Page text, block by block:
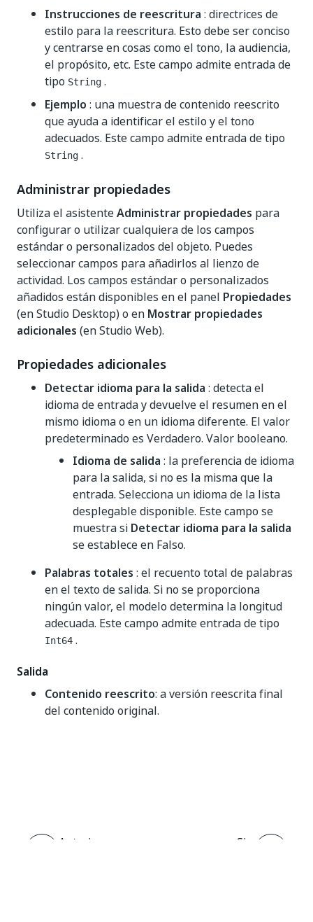
Instrucciones de reescritura : directrices de
estilo para la reescritura. Esto debe ser conciso
y centrarse en cosas como el tono, la audiencia,
el propósito, etc. Este campo admite entrada de
tipo String .
Ejemplo : una muestra de contenido reescrito
que ayuda a identificar el estilo y el tono
adecuados. Este campo admite entrada de tipo
String .
Administrar propiedades
Utiliza el asistenteAdministrar propiedades para
configurar o utilizar cualquiera de los campos
estándar o personalizados del objeto. Puedes
seleccionar campos para añadirlos al lienzo de
actividad. Los campos estándar o personalizados
añadidos están disponibles en el panel Propiedades
(en Studio Desktop) o en Mostrar propiedades
adicionales (en Studio Web).
Propiedades adicionales
Detectar idioma para la salida : detecta el
idioma de entrada y devuelve el resumen en el
mismo idioma o en un idioma diferente. El valor
predeterminado es Verdadero. Valor booleano.
Idioma de salida : la preferencia de idioma
para la salida, si no es la misma que la
entrada. Selecciona un idioma de la lista
desplegable disponible. Este campo se
muestra si Detectar idioma para la salida
se establece en Falso.
Palabras totales : el recuento total de palabras
en el texto de salida. Si no se proporciona
ningún valor, el modelo determina la longitud
adecuada. Este campo admite entrada de tipo
Int64 .
Salida
Contenido reescrito: a versión reescrita final
del contenido original.
Anterior
Sig.